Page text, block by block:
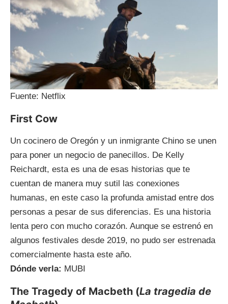
Fuente: Netflix
First Cow
Un cocinero de Oregón y un inmigrante Chino se unen
para poner un negocio de panecillos. De Kelly
Reichardt, esta es una de esas historias que te
cuentan de manera muy sutil las conexiones
humanas, en este caso la profunda amistad entre dos
personas a pesar de sus diferencias. Es una historia
lenta pero con mucho corazón. Aunque se estrenó en
algunos festivales desde 2019, no pudo ser estrenada
comercialmente hasta este año.
Dónde verla: MUBI
The Tragedy of Macbeth (La tragedia de